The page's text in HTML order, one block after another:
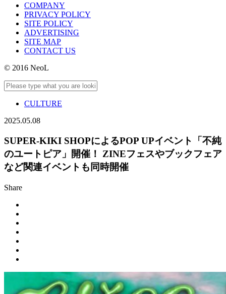
COMPANY
PRIVACY POLICY
SITE POLICY
ADVERTISING
SITE MAP
CONTACT US
© 2016 NeoL
CULTURE
2025.05.08
SUPER-KIKI SHOPによるPOP UPイベント「不純
のユートピア」開催！ ZINEフェスやブックフェア
など関連イベントも同時開催
Share